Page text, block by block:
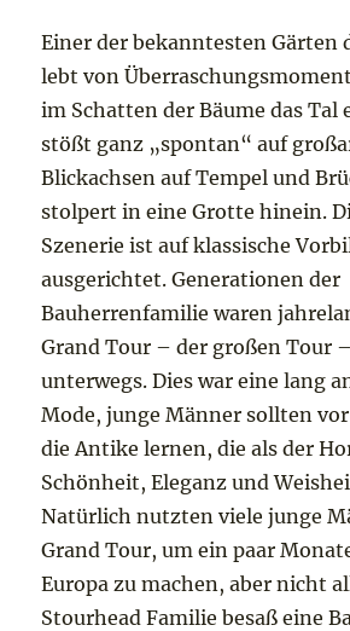
Einer der bekanntesten Gärten
lebt von
im Schatten der Bäume das Tal
stößt ganz „spontan“ auf
Blickachsen auf Tempel und
stolpert in eine Grotte hinein.
Szenerie ist auf klassische
ausgerichtet. Generationen der
Bauherrenfamilie waren
Grand Tour – der großen Tour
unterwegs. Dies war eine lang
Mode, junge Männer sollten
die Antike lernen, die als der
Schönheit, Eleganz und
Natürlich nutzten viele junge
Grand Tour, um ein paar
Europa zu machen, aber nicht
Stourhead Familie besaß eine